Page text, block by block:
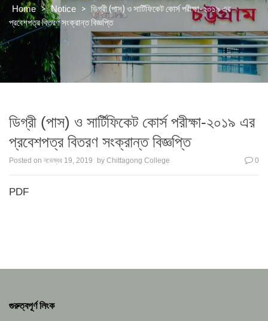
Home > Notice > ডিগ্রী (পাস) ও সার্টিফিকেট কোর্স পরীক্ষা-২০১৯ এর
প্রবেশপত্র বিতরণ সংক্রান্ত বিজ্ঞপ্তি
ডিগ্রী (পাস) ও সার্টিফিকেট কোর্স পরীক্ষা-২০১৯ এর
প্রবেশপত্র বিতরণ সংক্রান্ত বিজ্ঞপ্তি
Posted on নভেম্বর 19, 2019 by Chittagong College 0
PDF
গুরুত্বপূর্ণ লিংক